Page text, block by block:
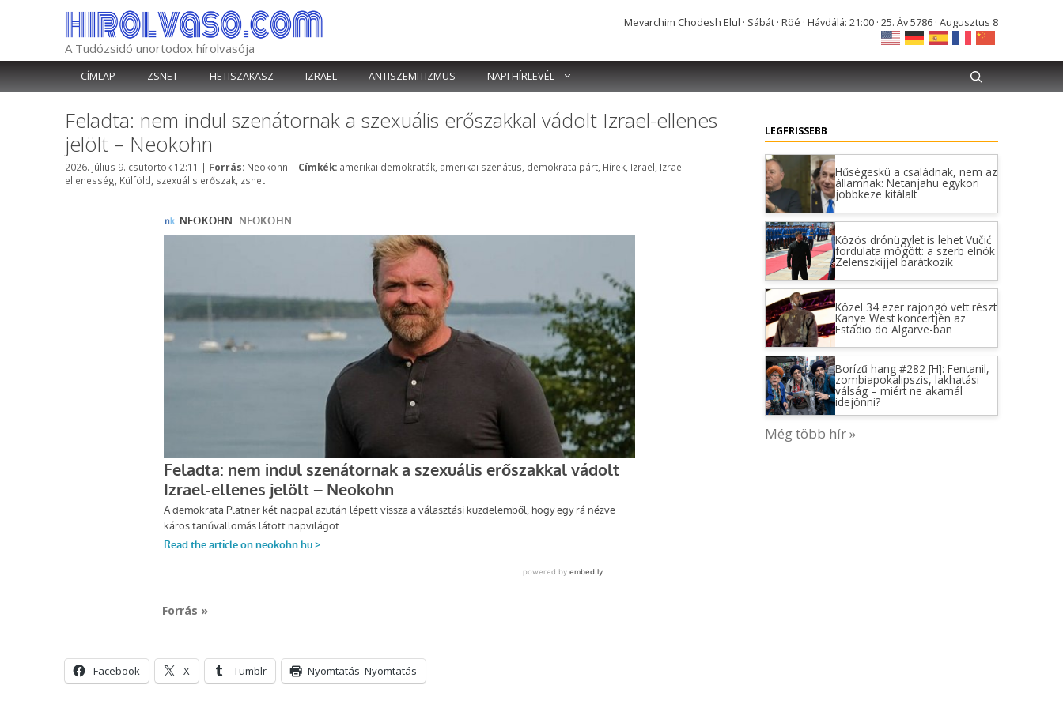
A Tudózsidó unortodox hírolvasója
Mevarchim Chodesh Elul · Sábát · Röé · Hávdálá: 21:00 · 25. Áv 5786 · Augusztus 8
CÍMLAP ZSNET HETISZAKASZ IZRAEL ANTISZEMITIZMUS NAPI HÍRLEVÉL
Feladta: nem indul szenátornak a szexuális erőszakkal vádolt Izrael-ellenes
jelölt – Neokohn
2026. július 9. csütörtök 12:11 | Forrás: Kategória
Neokohn | Címkék: Címkék
amerikai demokraták amerikai szenátus demokrata párt Hírek Izrael Izrael-
ellenesség Külföld szexuális erőszak zsnet
Forrás »
Facebook X Tumblr Nyomtatás Nyomtatás
LEGFRISSEBB
Hűségeskü a családnak, nem az
államnak: Netanjahu egykori
jobbkeze kitálalt
Közös drónügylet is lehet Vučić
fordulata mögött: a szerb elnök
Zelenszkijjel barátkozik
Közel 34 ezer rajongó vett részt
Kanye West koncertjén az
Estádio do Algarve-ban
Borízű hang #282 [H]: Fentanil,
zombiapokalipszis, lakhatási
válság – miért ne akarnál
idejönni?
Még több hír »